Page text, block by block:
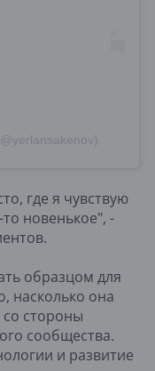
где я чувствую
то новенькое", -
образцом для
насколько она
стороны
сообщества.
и развитие